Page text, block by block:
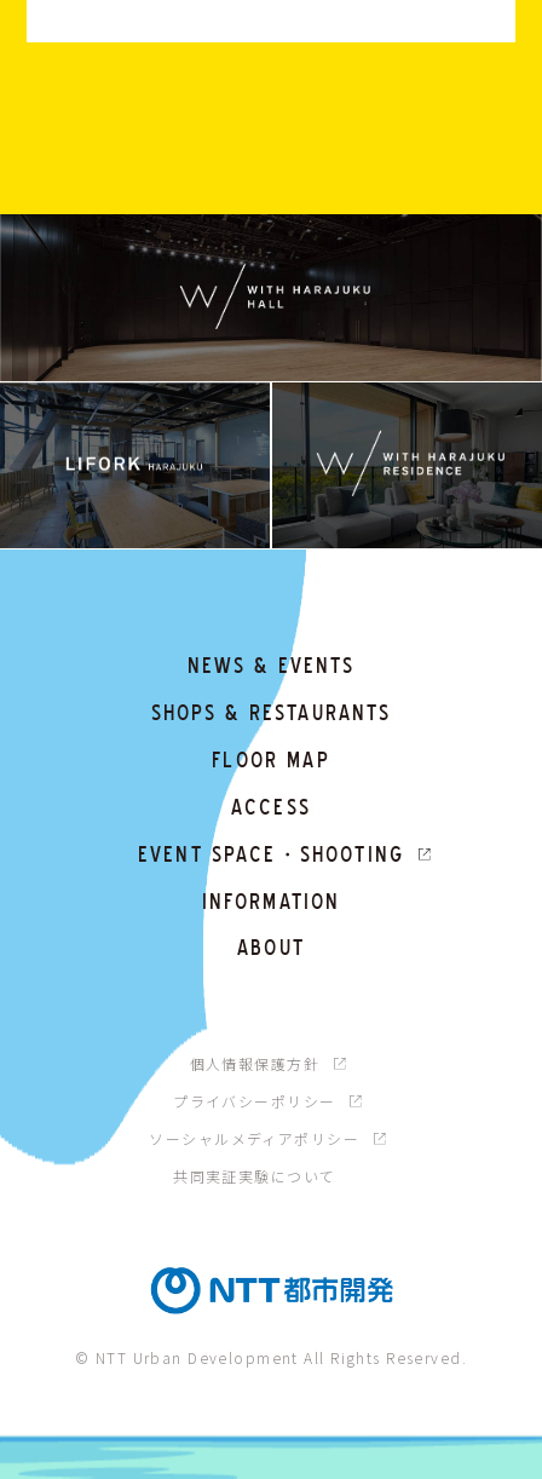
NEWS & EVENTS
SHOPS & RESTAURANTS
FLOOR MAP
ACCESS
EVENT SPACE・SHOOTING
INFORMATION
ABOUT
個人情報保護方針
プライバシーポリシー
ソーシャルメディアポリシー
共同実証実験について
© NTT Urban Development All Rights Reserved.